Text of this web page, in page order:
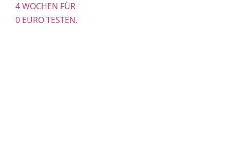
4 WOCHEN FÜR
0 EURO TESTEN.